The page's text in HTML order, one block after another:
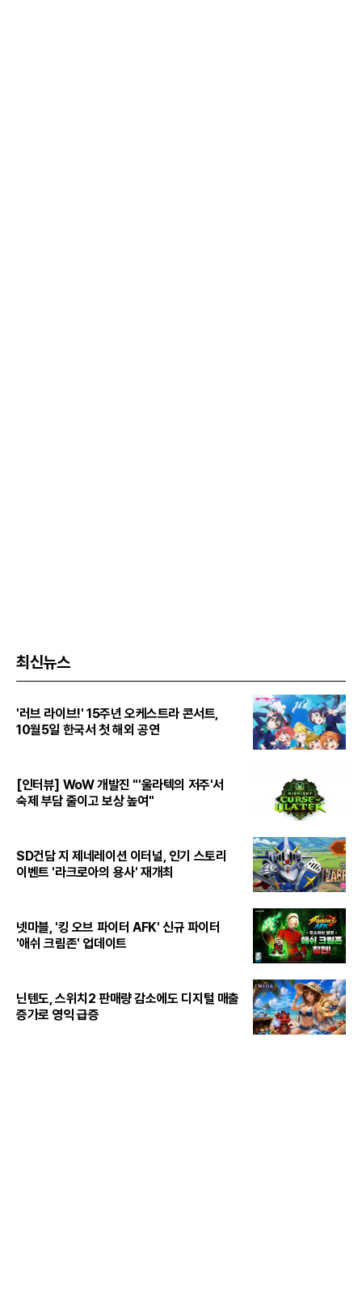
최신뉴스
'러브 라이브!' 15주년 오케스트라 콘서트,
10월5일 한국서 첫 해외 공연
[인터뷰] WoW 개발진 "'울라텍의 저주'서
숙제 부담 줄이고 보상 높여"
SD건담 지 제네레이션 이터널, 인기 스토리
이벤트 '라크로아의 용사' 재개최
넷마블, '킹 오브 파이터 AFK' 신규 파이터
'애쉬 크림존' 업데이트
닌텐도, 스위치2 판매량 감소에도 디지털 매출
증가로 영익 급증